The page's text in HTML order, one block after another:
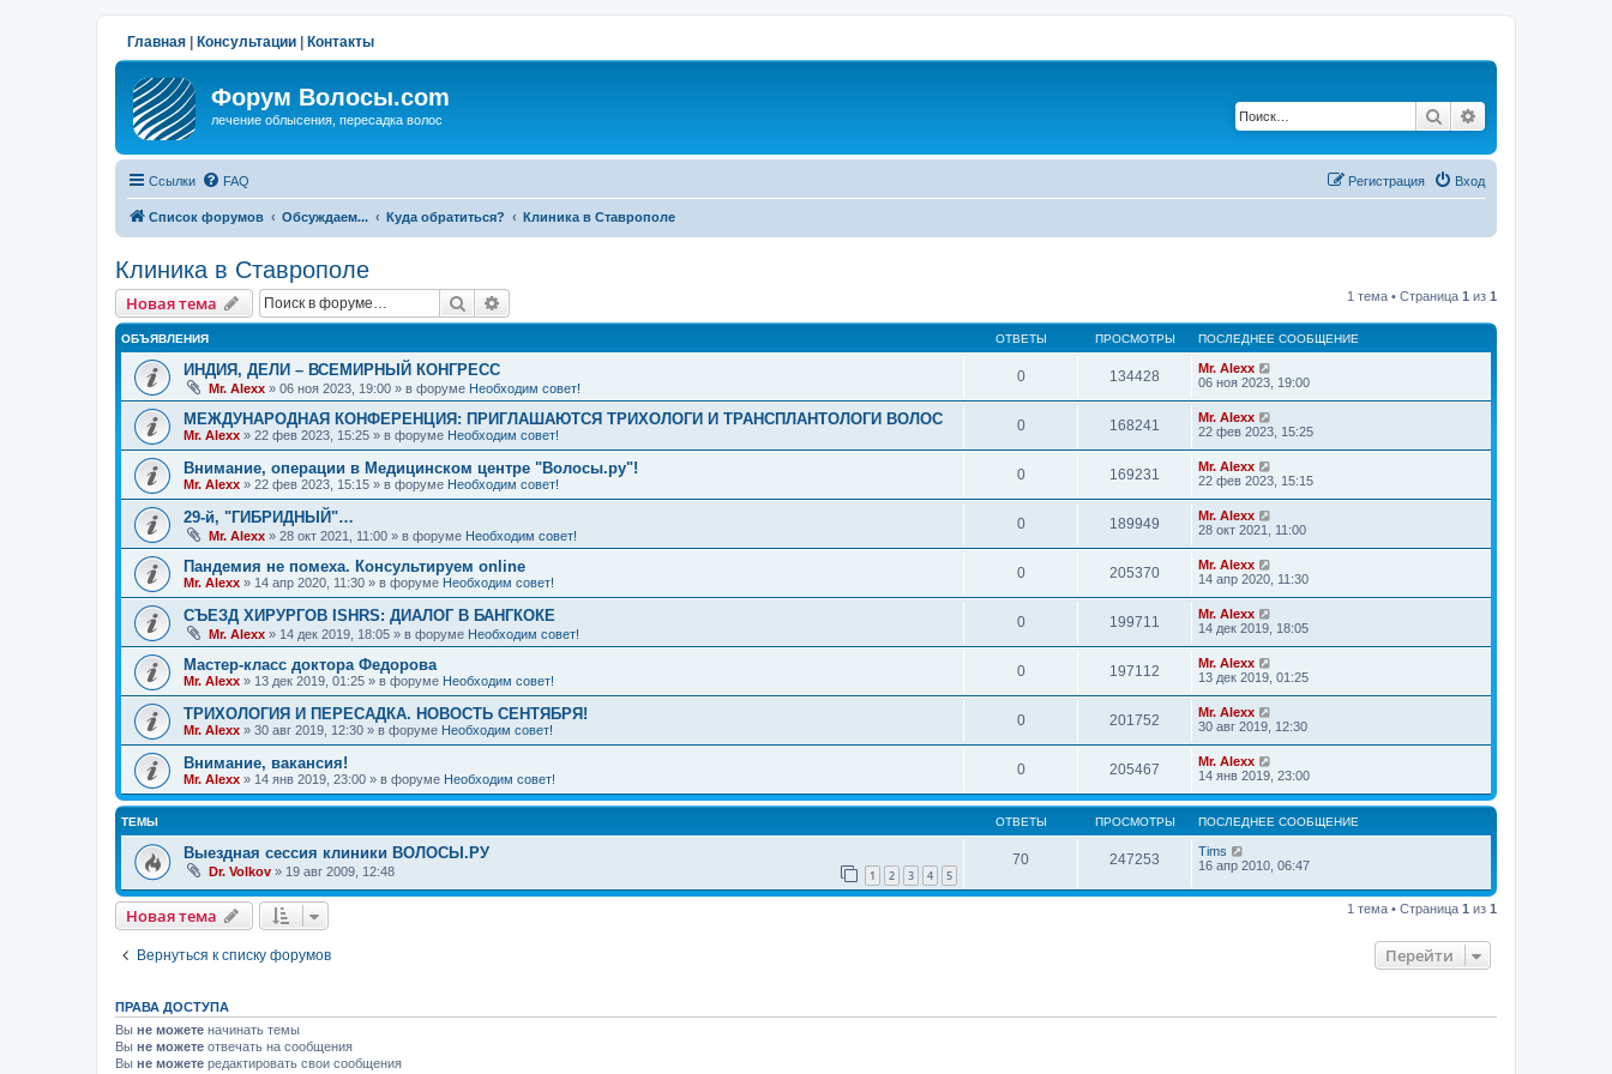
Главная Консультации Контакты
Форум Волосы.com
лечение облысения, пересадка волос Поиск
Ссылки FAQ Вход
Регистрация
Список форумов Обсуждаем... Куда обратиться? Клиника в Ставрополе
Клиника в Ставрополе
Новая тема Поиск 1 тема • Страница 1 из 1
ОБЪЯВЛЕНИЯ ОТВЕТЫ ПРОСМОТРЫ ПОСЛЕДНЕЕ СООБЩЕНИЕ
ИНДИЯ, ДЕЛИ – ВСЕМИРНЫЙ КОНГРЕСС
Mr. Alexx » 06 ноя 2023, 19:00 » в форуме Необходим совет!
0 134428
Mr. Alexx
06 ноя 2023, 19:00
МЕЖДУНАРОДНАЯ КОНФЕРЕНЦИЯ: ПРИГЛАШАЮТСЯ ТРИХОЛОГИ И ТРАНСПЛАНТОЛОГИ ВОЛОС
Mr. Alexx » 22 фев 2023, 15:25 » в форуме Необходим совет!
0 168241
Mr. Alexx
22 фев 2023, 15:25
Внимание, операции в Медицинском центре "Волосы.ру"!
Mr. Alexx » 22 фев 2023, 15:15 » в форуме Необходим совет!
0 169231
Mr. Alexx
22 фев 2023, 15:15
29-й, "ГИБРИДНЫЙ"…
Mr. Alexx » 28 окт 2021, 11:00 » в форуме Необходим совет!
0 189949
Mr. Alexx
28 окт 2021, 11:00
Пандемия не помеха. Консультируем online
Mr. Alexx » 14 апр 2020, 11:30 » в форуме Необходим совет!
0 205370
Mr. Alexx
14 апр 2020, 11:30
СЪЕЗД ХИРУРГОВ ISHRS: ДИАЛОГ В БАНГКОКЕ
Mr. Alexx » 14 дек 2019, 18:05 » в форуме Необходим совет!
0 199711
Mr. Alexx
14 дек 2019, 18:05
Мастер-класс доктора Федорова
Mr. Alexx » 13 дек 2019, 01:25 » в форуме Необходим совет!
0 197112
Mr. Alexx
13 дек 2019, 01:25
ТРИХОЛОГИЯ И ПЕРЕСАДКА. НОВОСТЬ СЕНТЯБРЯ!
Mr. Alexx » 30 авг 2019, 12:30 » в форуме Необходим совет!
0 201752
Mr. Alexx
30 авг 2019, 12:30
Внимание, вакансия!
Mr. Alexx » 14 янв 2019, 23:00 » в форуме Необходим совет!
0 205467
Mr. Alexx
14 янв 2019, 23:00
ТЕМЫ ОТВЕТЫ ПРОСМОТРЫ ПОСЛЕДНЕЕ СООБЩЕНИЕ
Выездная сессия клиники ВОЛОСЫ.РУ
Dr. Volkov » 19 авг 2009, 12:48 1 2 3 4 5
70 247253
Tims
16 апр 2010, 06:47
Новая тема 1 тема • Страница 1 из 1
Вернуться к списку форумов Перейти
ПРАВА ДОСТУПА
Вы не можете начинать темы
Вы не можете отвечать на сообщения
Вы не можете редактировать свои сообщения